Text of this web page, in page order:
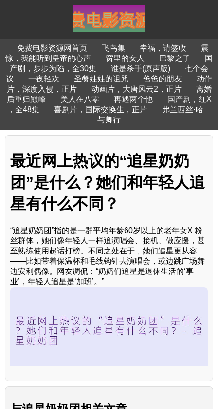
免费电影资源网首页 飞鸟集 幸福，请签收
震
惊，我能听到皇帝的心声
窗里的女人 巴黎之子
国
产剧，步步为陷，全30集
谁是杀手(原声版)
七个会
议
一夜轻欢 圣餐娃娃的诅咒 爸爸的朋友
动作
片，深度入侵，正片
动画片，大唐风云2，正片
离婚
后重归巅峰
美人在八零 再遇两个他
国产剧，红X
，全48集
喜剧片，国际交换生，正片
弗兰西丝·哈
与卿行
最近网上热议的“追星奶奶
团”是什么？她们和年轻人追
星有什么不同？
“追星奶奶团”指的是一群平均年龄60岁以上的老年女X 粉
丝群体，她们像年轻人一样追演唱会、接机、做应援，甚
至熟练使用超话打榜。不同之处在于，她们追星更从容
——比如带着保温杯和毛线钩针去演唱会，或边跳广场舞
边安利偶像。网友调侃：“奶奶们追星是退休生活的‘事
业’，年轻人追星是‘加班’。”